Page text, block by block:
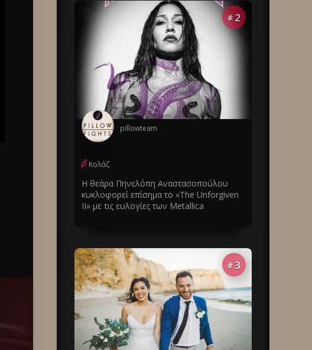
# 2
pillowteam
Κολάζ
Η θεάρα Πηνελόπη Αναστασοπούλου
κυκλοφορεί επίσημα το «The Unforgiven
II» με τις ευλογίες των Metallica
# 3